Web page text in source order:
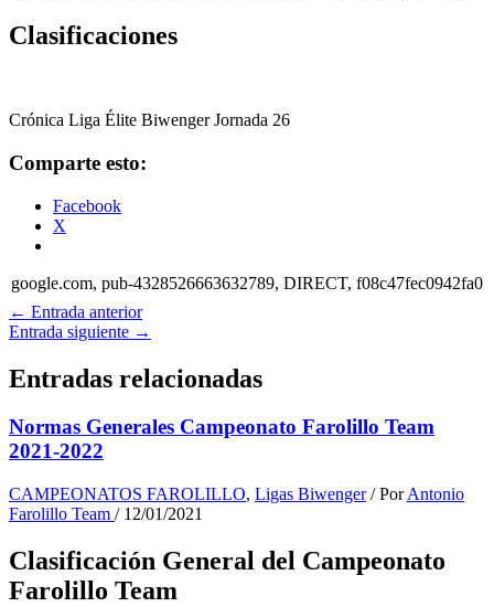
Clasificaciones
Crónica Liga Élite Biwenger Jornada 26
Comparte esto:
Facebook
X
google.com, pub-4328526663632789, DIRECT, f08c47fec0942fa0
← Entrada anterior
Entrada siguiente →
Entradas relacionadas
Normas Generales Campeonato Farolillo Team
2021-2022
CAMPEONATOS FAROLILLO, Ligas Biwenger/ PorAntonio
Farolillo Team / 12/01/2021
Clasificación General del Campeonato
Farolillo Team